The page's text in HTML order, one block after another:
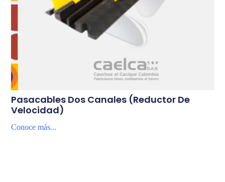
Pasacables Dos Canales (Reductor De
Velocidad)
Conoce más...